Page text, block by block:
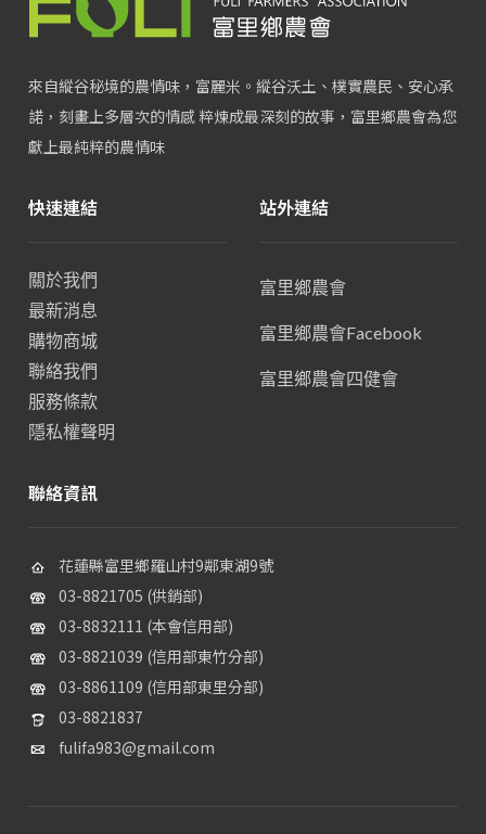
來自縱谷秘境的農情味，富麗米。縱谷沃土、樸實農民、安心承
諾，刻畫上多層次的情感 粹煉成最深刻的故事，富里鄉農會為您
獻上最純粹的農情味
快速連結
關於我們
最新消息
購物商城
聯絡我們
服務條款
隱私權聲明
站外連結
富里鄉農會
富里鄉農會Facebook
富里鄉農會四健會
聯絡資訊
花蓮縣富里鄉羅山村9鄰東湖9號
03-8821705 (供銷部)
03-8832111 (本會信用部)
03-8821039 (信用部東竹分部)
03-8861109 (信用部東里分部)
03-8821837
fulifa983@gmail.com